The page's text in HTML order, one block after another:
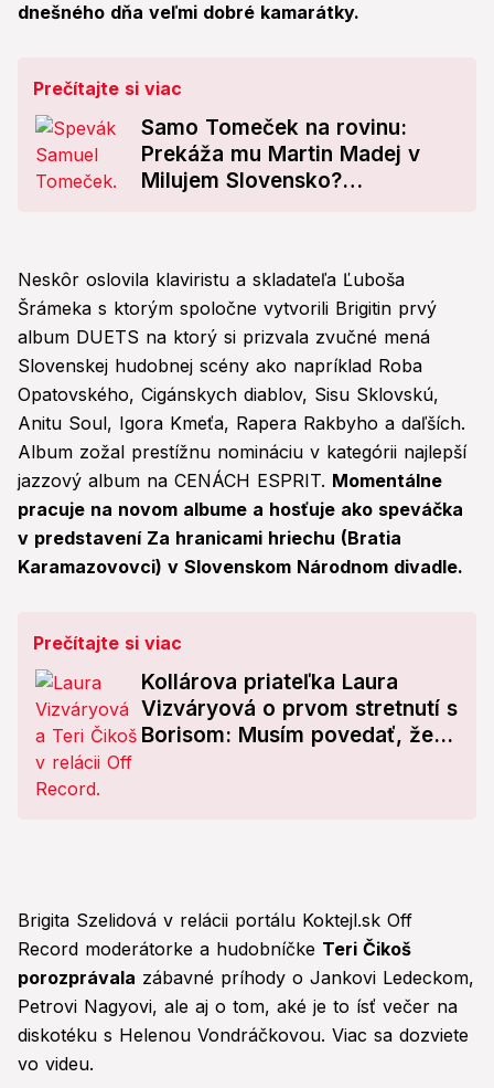
dnešného dňa veľmi dobré kamarátky.
Prečítajte si viac
Samo Tomeček na rovinu:
Prekáža mu Martin Madej v
Milujem Slovensko?
Neskôr oslovila klaviristu a skladateľa Ľuboša
Šrámeka s ktorým spoločne vytvorili Brigitin prvý
album DUETS na ktorý si prizvala zvučné mená
Slovenskej hudobnej scény ako napríklad Roba
Opatovského, Cigánskych diablov, Sisu Sklovskú,
Anitu Soul, Igora Kmeťa, Rapera Rakbyho a daľších.
Album zožal prestížnu nomináciu v kategórii najlepší
jazzový album na CENÁCH ESPRIT. Momentálne
pracuje na novom albume a hosťuje ako speváčka
v predstavení Za hranicami hriechu (Bratia
Karamazovovci) v Slovenskom Národnom divadle.
Prečítajte si viac
Kollárova priateľka Laura
Vizváryová o prvom stretnutí s
Borisom: Musím povedať, že...
Brigita Szelidová v relácii portálu Koktejl.sk Off
Record moderátorke a hudobníčke Teri Čikoš
porozprávala zábavné príhody o Jankovi Ledeckom,
Petrovi Nagyovi, ale aj o tom, aké je to ísť večer na
diskotéku s Helenou Vondráčkovou. Viac sa dozviete
vo videu.